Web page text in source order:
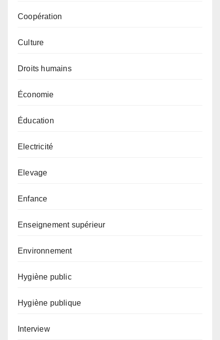
Coopération
Culture
Droits humains
Économie
Éducation
Electricité
Elevage
Enfance
Enseignement supérieur
Environnement
Hygiène public
Hygiène publique
Interview